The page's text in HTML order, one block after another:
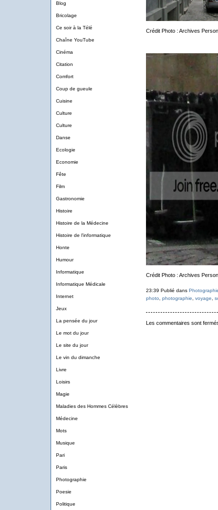
Blog
Bricolage
Ce soir à la Télé
Chaîne YouTube
Cinéma
Citation
Comfort
Coup de gueule
Cuisine
Culture
Culture
Danse
Ecologie
Economie
Fête
Film
Gastronomie
Histoire
Histoire de la Médecine
Histoire de l'informatique
Honte
Humour
Informatique
Informatique Médicale
Internet
Jeux
La pensée du jour
Le mot du jour
Le site du jour
Le vin du dimanche
Livre
Loisirs
Magie
Maladies des Hommes Célèbres
Médecine
Mots
Musique
Pari
Paris
Photographie
Poesie
Politique
Crédit Photo : Archives
Crédit Photo : Archives
23:39 Publié dans
photo
photographie voyage
Les commentaires sont